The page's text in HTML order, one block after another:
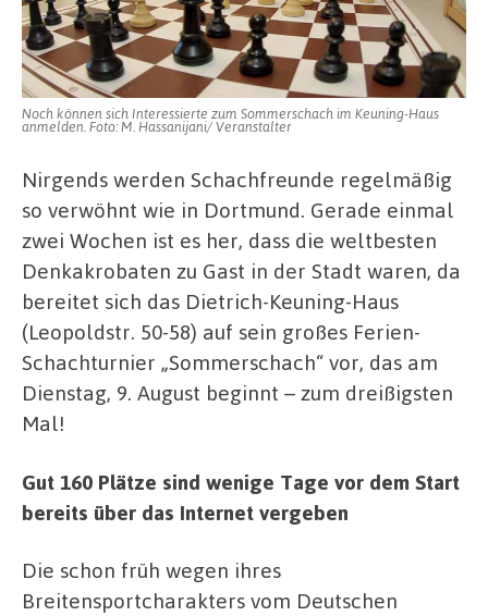
August
im
DKH
Noch können sich Interessierte zum Sommerschach im Keuning-Haus
anmelden. Foto: M. Hassanijani/ Veranstalter
Nirgends werden Schachfreunde regelmäßig
so verwöhnt wie in Dortmund. Gerade einmal
zwei Wochen ist es her, dass die weltbesten
Denkakrobaten zu Gast in der Stadt waren, da
bereitet sich das Dietrich-Keuning-Haus
(Leopoldstr. 50-58) auf sein großes Ferien-
Schachturnier „Sommerschach“ vor, das am
Dienstag, 9. August beginnt – zum dreißigsten
Mal!
Gut 160 Plätze sind wenige Tage vor dem Start
bereits über das Internet vergeben
Die schon früh wegen ihres
Breitensportcharakters vom Deutschen